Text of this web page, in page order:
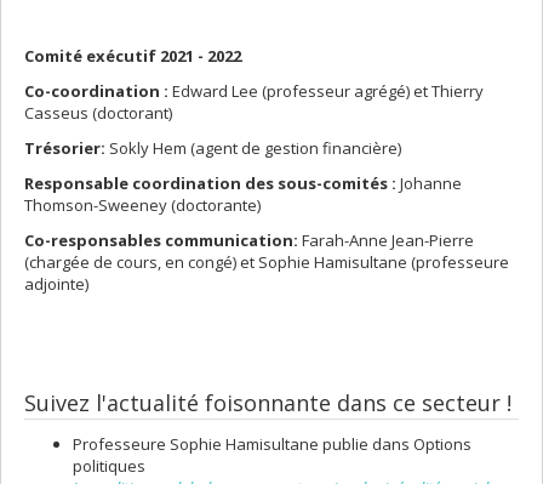
Comité exécutif 2021 - 2022
Co-coordination : Edward Lee (professeur agrégé) et Thierry
Casseus (doctorant)
Trésorier: Sokly Hem (agent de gestion financière)
Responsable coordination des sous-comités : Johanne
Thomson-Sweeney (doctorante)
Co-responsables communication: Farah-Anne Jean-Pierre
(chargée de cours, en congé) et Sophie Hamisultane (professeure
adjointe)
Suivez l'actualité foisonnante dans ce secteur !
Professeure Sophie Hamisultane publie dans Options
politiques